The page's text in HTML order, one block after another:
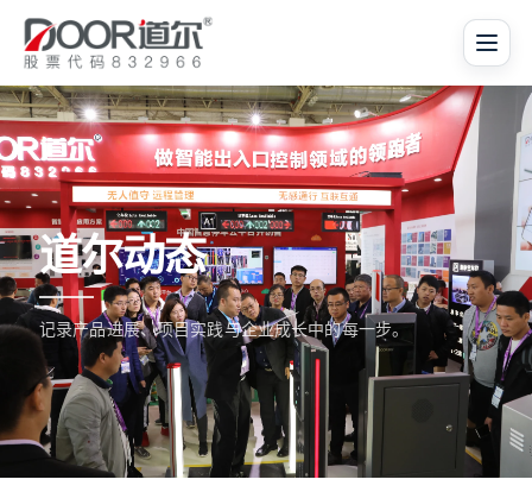
道尔动态
记录产品进展、项目实践与企业成长中的每一步。